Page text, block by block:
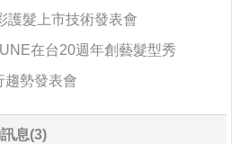
護髮上市技術發表會
在台20週年創藝髮型秀
趨勢發表會
息(3)